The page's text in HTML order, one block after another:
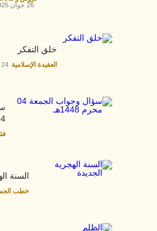
26 جوان 2026
خلق التفكر
العقيدة الإسلامية 24 جوان 2026
04
السنة
خطب